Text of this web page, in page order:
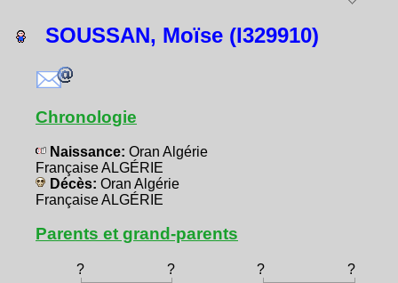
SOUSSAN, Moïse (I329910)
Chronologie
Naissance: Oran Algérie
Française ALGÉRIE
Décès: Oran Algérie
Française ALGÉRIE
Parents et grand-parents
? ? ?
?